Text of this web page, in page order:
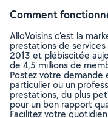
Comment
AlloVoisins c’est la
prestations de
2013 et plébiscitée
de 4,5 millions de
Postez votre demande
particulier ou un
prestations, du plus
pour un bon rapport
Facilitez votre